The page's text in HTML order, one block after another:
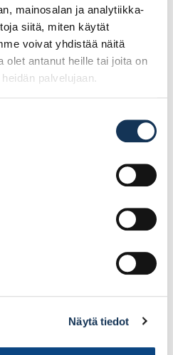
mainosalan ja analytiikka-
siitä, miten käytät
voivat yhdistää näitä
olet antanut heille tai joita on
palvelujaan.
Näytä tiedot